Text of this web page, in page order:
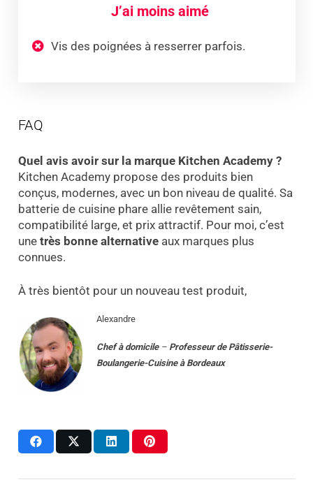
J’ai moins aimé
Vis des poignées à resserrer parfois.
FAQ
Quel avis avoir sur la marque Kitchen Academy ?
Kitchen Academy propose des produits bien
conçus, modernes, avec un bon niveau de qualité. Sa
batterie de cuisine phare allie revêtement sain,
compatibilité large, et prix attractif. Pour moi, c’est
une très bonne alternativeaux marques plus
connues.
À très bientôt pour un nouveau test produit,
Alexandre
Chef à domicile– Professeur de Pâtisserie-
Boulangerie-Cuisine à Bordeaux